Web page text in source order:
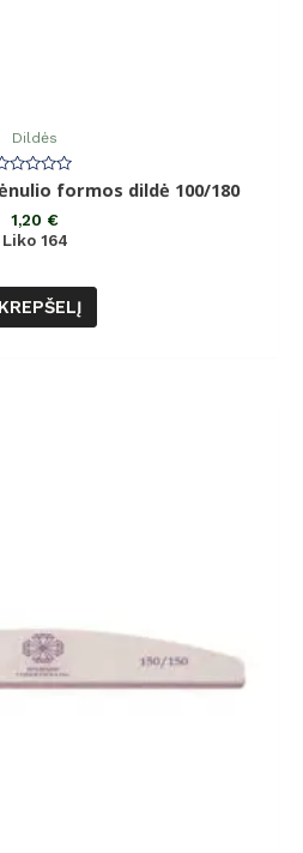
Dildės
formos dildė 100/180
1,20 €
Liko 164